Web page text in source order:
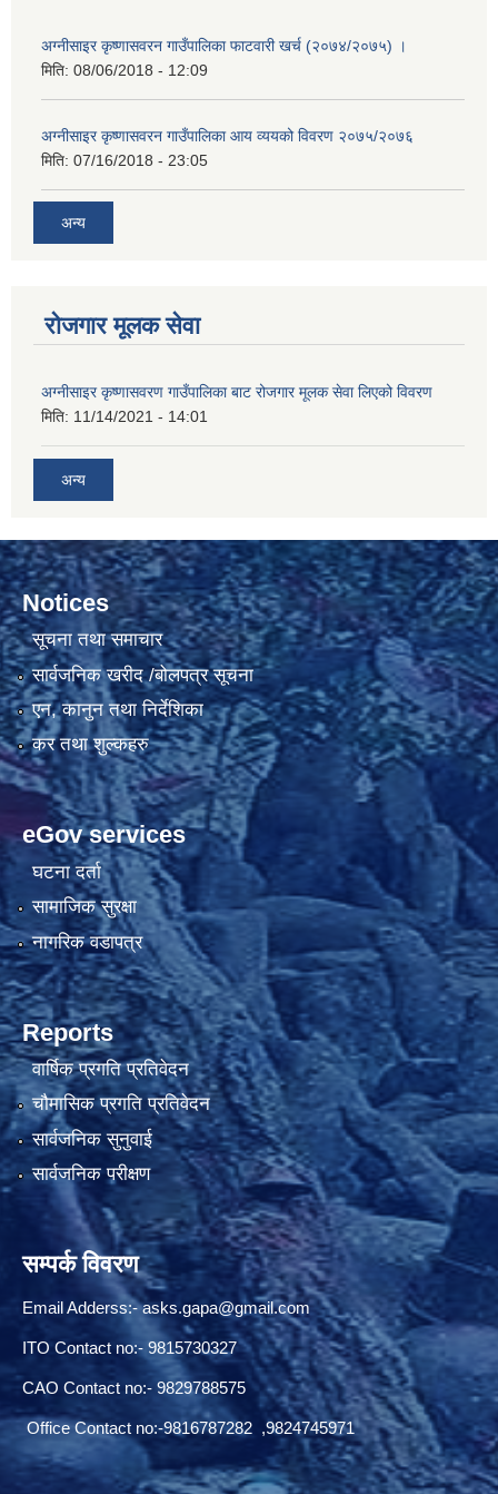
अग्नीसाइर कृष्णासवरन गाउँपालिका फाटवारी खर्च (२०७४/२०७५) ।
मिति: 08/06/2018 - 12:09
अग्नीसाइर कृष्णासवरन गाउँपालिका आय व्ययको विवरण २०७५/२०७६
मिति: 07/16/2018 - 23:05
अन्य
रोजगार मूलक सेवा
अग्नीसाइर कृष्णासवरण गाउँपालिका बाट रोजगार मूलक सेवा लिएको विवरण
मिति: 11/14/2021 - 14:01
अन्य
Notices
सूचना तथा समाचार
सार्वजनिक खरीद /बोलपत्र सूचना
एन, कानुन तथा निर्देशिका
कर तथा शुल्कहरु
eGov services
घटना दर्ता
सामाजिक सुरक्षा
नागरिक वडापत्र
Reports
वार्षिक प्रगति प्रतिवेदन
चौमासिक प्रगति प्रतिवेदन
सार्वजनिक सुनुवाई
सार्वजनिक परीक्षण
सम्पर्क विवरण
Email Adderss:-asks.gapa@gmail.com
ITO Contact no:- 9815730327
CAO Contact no:- 9829788575
Office Contact no:-9816787282 ,9824745971